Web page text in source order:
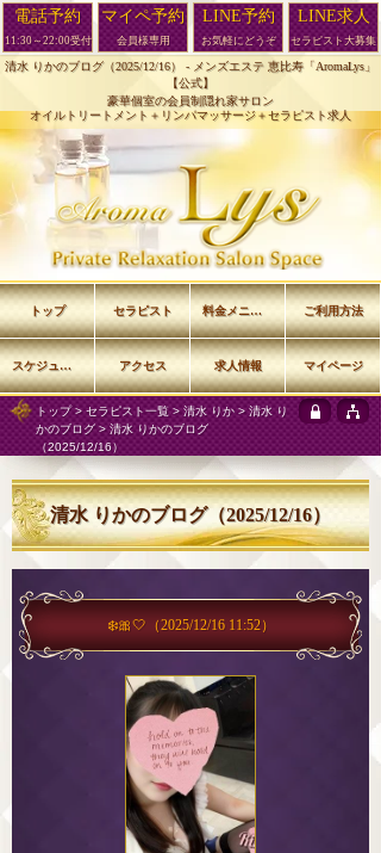
清水 りかのブログ（2025/12/16） - メンズエステ 恵比寿「AromaLys」
【公式】
豪華個室の会員制隠れ家サロン
オイルトリートメント＋リンパマッサージ＋セラピスト求人
トップ> セラピスト一覧 >清水 りか >清水 り
かのブログ> 清水 りかのブログ
（2025/12/16）
清水 りかのブログ（2025/12/16）
❄️🎀🤍 （2025/12/16 11:52）
トップ セラピスト 料金メニュー ご利用方法
スケジュール アクセス 求人情報 マイページ
電話予約
11:30～22:00受付
マイペ予約
会員様専用
LINE予約
お気軽にどうぞ
LINE求人
セラピスト大募集